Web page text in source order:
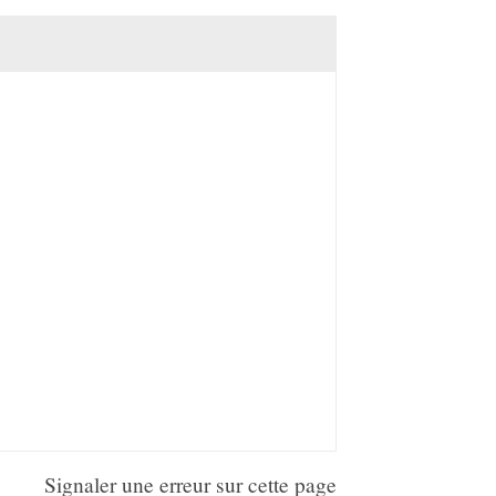
Signaler une erreur sur cette page